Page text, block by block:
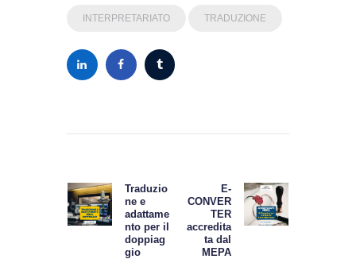
INTERPRETARIATO TRADUZIONE
Previous
post:
Traduzio
ne e
adattame
nto per il
doppiag
gio
Next
post:
E-
CONVER
TER
accredita
ta dal
MEPA